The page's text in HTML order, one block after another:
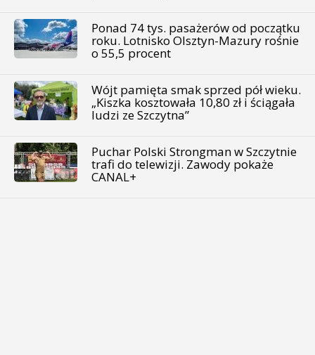
Ponad 74 tys. pasażerów od początku
roku. Lotnisko Olsztyn-Mazury rośnie
o 55,5 procent
Wójt pamięta smak sprzed pół wieku.
„Kiszka kosztowała 10,80 zł i ściągała
ludzi ze Szczytna”
Puchar Polski Strongman w Szczytnie
trafi do telewizji. Zawody pokaże
CANAL+